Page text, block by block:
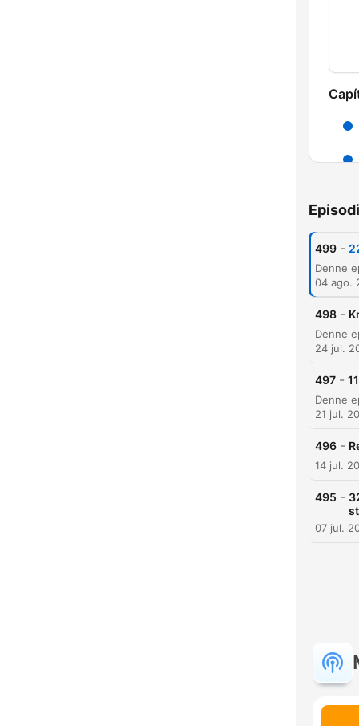
499 -
04 ago.
498 -
24 jul.
497 -
21 jul.
496 -
14 jul.
495 -
07 jul.